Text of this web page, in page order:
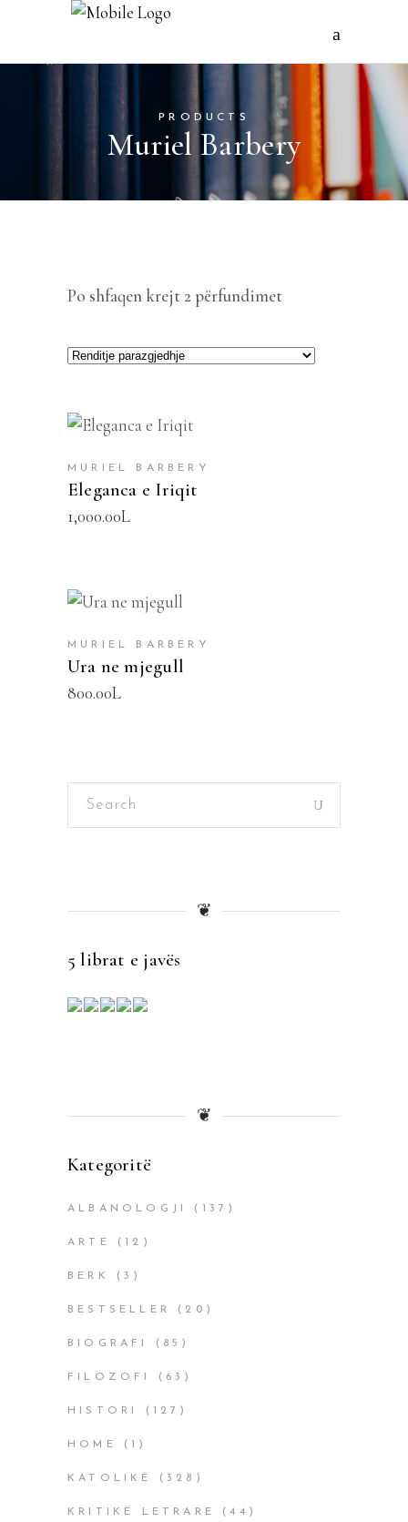
PRODUCTS
Muriel Barbery
Po shfaqen krejt 2 përfundimet
SHTOJE NË SHPORTË
MURIEL BARBERY
Eleganca e Iriqit
1,000.00L
SHTOJE NË SHPORTË
MURIEL BARBERY
Ura ne mjegull
800.00L
Search
❦
5 librat e javës
❦
Kategoritë
ALBANOLOGJI (137)
ARTE (12)
BERK (3)
BESTSELLER (20)
BIOGRAFI (85)
FILOZOFI (63)
HISTORI (127)
HOME (1)
KATOLIKË (328)
KRITIKË LETRARE (44)